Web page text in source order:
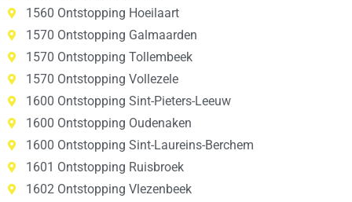
1560 Ontstopping Hoeilaart
1570 Ontstopping Galmaarden
1570 Ontstopping Tollembeek
1570 Ontstopping Vollezele
1600 Ontstopping Sint-Pieters-Leeuw
1600 Ontstopping Oudenaken
1600 Ontstopping Sint-Laureins-Berchem
1601 Ontstopping Ruisbroek
1602 Ontstopping Vlezenbeek